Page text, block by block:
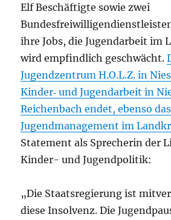
Elf Beschäftigte sowie zwei
ihre Jobs, die Jugendarbeit im
wird empfindlich geschwächt.
Jugendzentrum H.O.L.Z. in
Kinder‐ und Jugendarbeit in
Reichenbach endet, ebenso
Jugendmanagement im
Statement als Sprecherin der
Kinder- und Jugendpolitik:
„Die Staatsregierung ist
diese Insolvenz. Die